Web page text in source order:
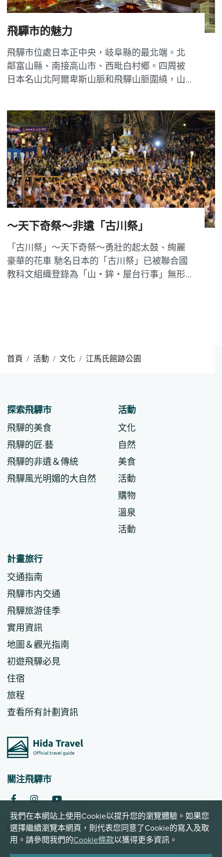
飛驒市的魅力
飛驒市位處日本正中央，岐阜縣的最北端。北
鄰富山縣、南接高山市、西毗白村鄉。四周被
日本名山北阿爾卑斯山脈和飛驒山脈圍繞，山
日本深度游的最佳選擇。 濃濃懷舊風情的古鎮
老街和美麗鄉村原風景的「岐阜縣飛驒市」 市
章・市花...
～天下奇祭～非遺「古川祭」
「古川祭」～天下奇祭～勇壯的起太鼓、絢麗
豪華的花車 馳名日本的「古川祭」已被聯合國
教科文組織登錄為「山・鉾・屋台行事」無形
首頁 活動 文化 江馬氏館跡公園
探索飛驒市
飛驒的美食
飛驒的匠·藝
飛驒的非遺＆傳統
飛驒風光明媚的大自然
活動
文化
自然
美食
活動
購物
溫泉
活動
計畫旅行
交通指南
飛驒市内交通
飛驒旅游佳季
實用資訊
地圖＆觀光指南
初遊飛驒必見
住宿
旅程
查看所有計劃資訊
關注飛驒市
繁體中文
我們在本網站上使用Cookie以提升您的瀏覽體驗。如果您
選擇繼續瀏覽本網頁，則代表您同意了Cookie的寫入及取
用。請參閱我們的Cookie條款以獲得更多資訊。